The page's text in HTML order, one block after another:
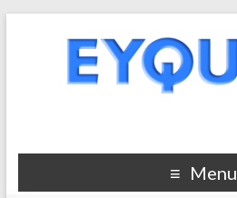
Menu